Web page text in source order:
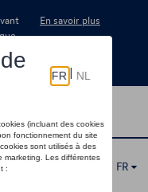
En savoir plus
FR